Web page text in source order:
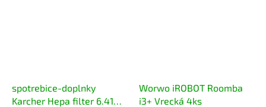
spotrebice-doplnky
Karcher Hepa filter 6.414-
Worwo iROBOT Roomba
i3+ Vrecká 4ks